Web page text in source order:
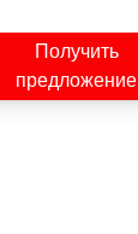
Получить
предложение